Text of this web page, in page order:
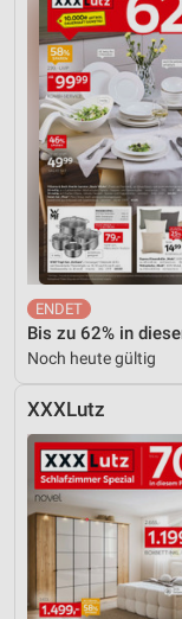
Noch heute gültig
XXXLutz